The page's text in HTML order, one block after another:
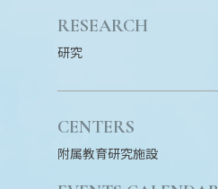
RESEARCH
研究
CENTERS
附属教育研究施設